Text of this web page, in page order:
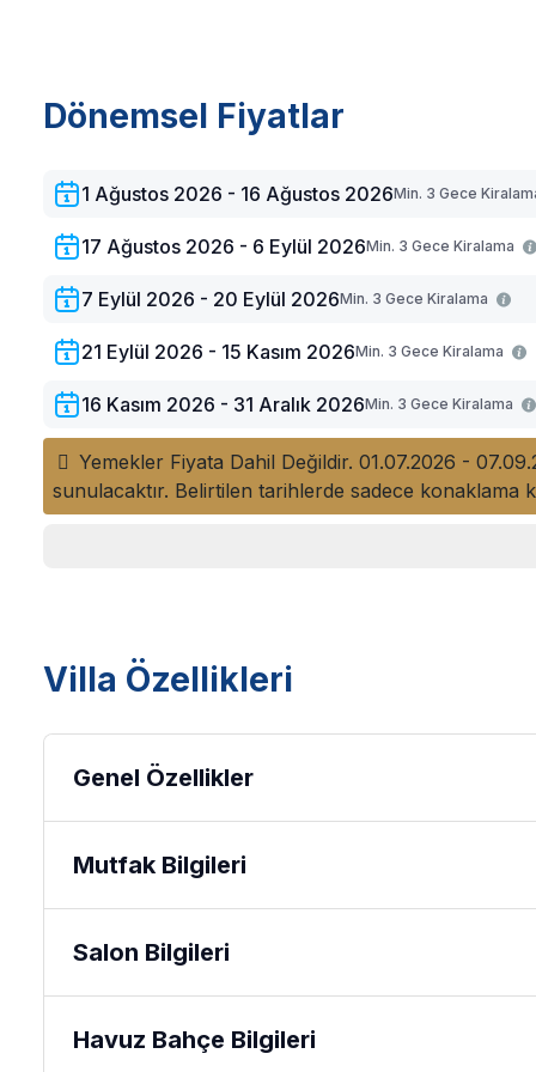
4. Yatak Odası:2 adet tek kişilik yatak, klima, banyo/
Banyo-WC:
Villamızda 3 adet banyo-WC
Villa Mutfak ve Salon:
makinası, tost makinası, tabak, tava-tencere, çatal-
Dönemsel Fiyatlar
1 Ağustos 2026 - 16 Ağustos 2026Min. 3 Gece
17 Ağustos 2026 - 6 Eylül 2026Min. 3 Gece Kiralama
7 Eylül 2026 - 20 Eylül 2026Min. 3 Gece Kiralama
21 Eylül 2026 - 15 Kasım 2026Min. 3 Gece Kiralama
16 Kasım 2026 - 31 Aralık 2026Min. 3 Gece Kiralama
Yemekler Fiyata Dahil Değildir. 01.07.2026 -
sunulacaktır. Belirtilen tarihlerde sadece konaklama
Villa Özellikleri
Genel Özellikler
Mutfak Bilgileri
Salon Bilgileri
Havuz Bahçe Bilgileri